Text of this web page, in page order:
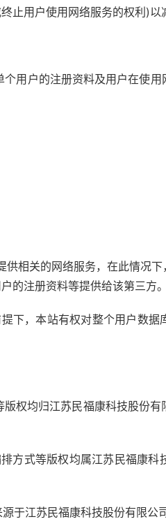
止用户使用网络服务的权利)以
用户的注册资料及用户在使用
相关的网络服务，在此情况
的注册资料等提供给该第三方。
下，本站有权对整个用户数据
权均归江苏民福康科技股份
方式等版权均属江苏民福康科
于江苏民福康科技股份有限公